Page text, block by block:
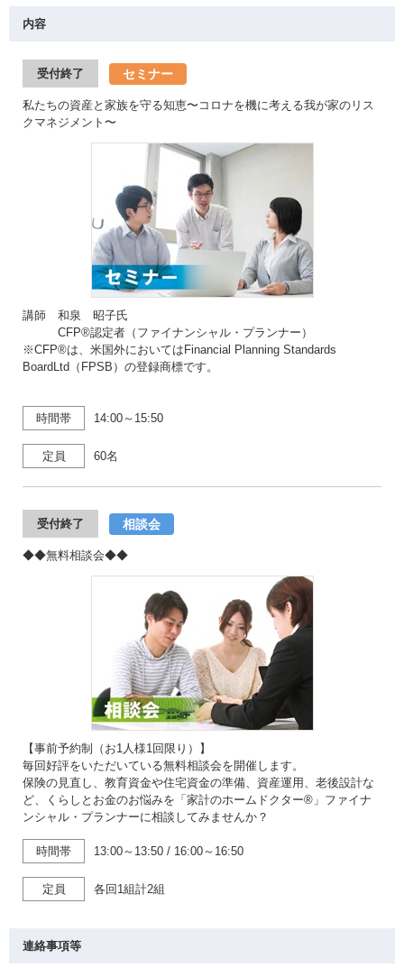
内容
受付終了 セミナー
私たちの資産と家族を守る知恵〜コロナを機に考える我が家のリス
クマネジメント〜
講師 和泉 昭子氏
CFP®認定者（ファイナンシャル・プランナー）
※CFP®は、米国外においてはFinancial Planning Standards
BoardLtd（FPSB）の登録商標です。
時間帯 14:00～15:50
定員 60名
受付終了 相談会
◆◆無料相談会◆◆
【事前予約制（お1人様1回限り）】
毎回好評をいただいている無料相談会を開催します。
保険の見直し、教育資金や住宅資金の準備、資産運用、老後設計な
ど、くらしとお金のお悩みを「家計のホームドクター®」ファイナ
ンシャル・プランナーに相談してみませんか？
時間帯 13:00～13:50 / 16:00～16:50
定員 各回1組計2組
連絡事項等